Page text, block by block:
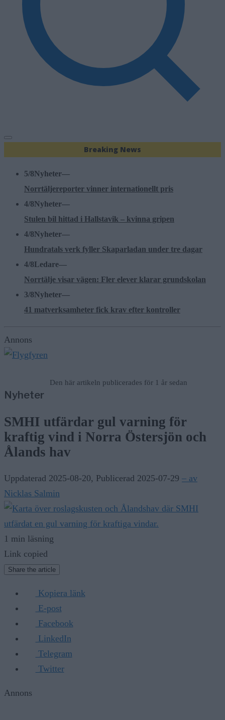
Breaking News
5/8Nyheter—
Norrtäljereporter vinner internationellt pris
4/8Nyheter—
Stulen bil hittad i Hallstavik – kvinna gripen
4/8Nyheter—
Hundratals verk fyller Skaparladan under tre dagar
4/8Ledare—
Norrtälje visar vägen: Fler elever klarar grundskolan
3/8Nyheter—
41 matverksamheter fick krav efter kontroller
Annons
Den här artikeln publicerades för 1 år sedan
Nyheter
SMHI utfärdar gul varning för
kraftig vind i Norra Östersjön och
Ålands hav
Uppdaterad 2025-08-20, Publicerad 2025-07-29 – av
Nicklas Salmin
1 min läsning
Link copied
Share the article
Kopiera länk
E-post
Facebook
LinkedIn
Telegram
Twitter
Annons